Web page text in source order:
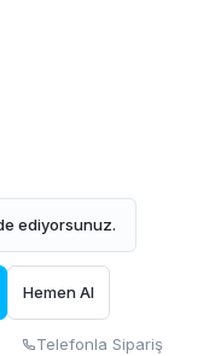
ediyorsunuz.
Hemen Al
Telefonla Sipariş